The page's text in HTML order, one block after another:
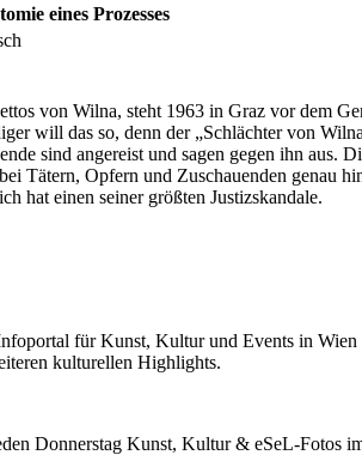
eines Prozesses
von Wilna, steht 1963 in Graz vor dem
will das so, denn der „Schlächter von
sind angereist und sagen gegen ihn aus.
Tätern, Opfern und Zuschauenden genau
hat einen seiner größten Justizskandale.
für Kunst, Kultur und Events in
kulturellen Highlights.
Donnerstag Kunst, Kultur & eSeL-Fotos